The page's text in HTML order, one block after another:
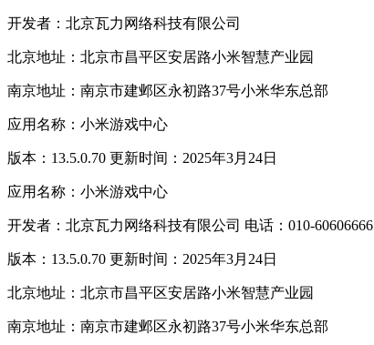
开发者：北京瓦力网络科技有限公司
北京地址：北京市昌平区安居路小米智慧产业园
南京地址：南京市建邺区永初路37号小米华东总部
应用名称：小米游戏中心
版本：13.5.0.70 更新时间：2025年3月24日
应用名称：小米游戏中心
开发者：北京瓦力网络科技有限公司 电话：010-60606666
版本：13.5.0.70 更新时间：2025年3月24日
北京地址：北京市昌平区安居路小米智慧产业园
南京地址：南京市建邺区永初路37号小米华东总部